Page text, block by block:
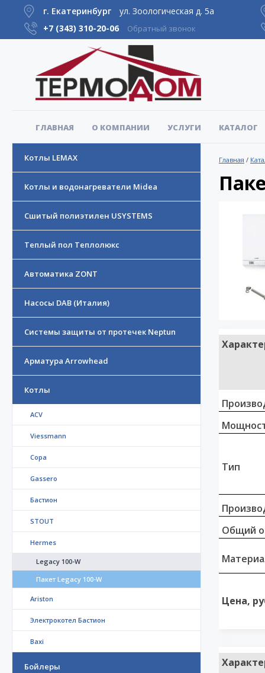
г. Екатеринбург
ул. Зоологическая д. 5а
+7 (343) 310-20-06 Обратный звонок
ГЛАВНАЯ О КОМПАНИИ УСЛУГИ КАТАЛОГ
Котлы LEMAX
Котлы и водонагреватели Midea
Сшитый полиэтилен USYSTEMS
Теплый пол Теплолюкс
Автоматика ZONT
Насосы DAB (Италия)
Системы защиты от протечек Neptun
Арматура Arrowhead
Котлы
ACV
Viessmann
Copa
Gassero
Бастион
STOUT
Hermes
Legacy 100-W
Пакет Legacy 100-W
Ariston
Электрокотел Бастион
Baxi
Бойлеры
Главная /
Тип
Общий
Цена,